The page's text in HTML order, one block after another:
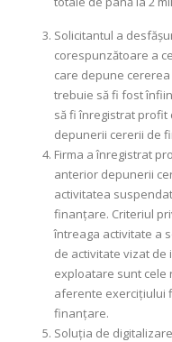
Solicitantul a
corespunzătoare a
care depune
trebuie să fi fost
să fi înregistrat
depunerii cererii de
Firma a înregistrat
anterior depunerii
activitatea
finanțare. Criteriul
întreaga activitate a
de activitate vizat
exploatare sunt
aferente exercițiului
finanțare.
Soluția de